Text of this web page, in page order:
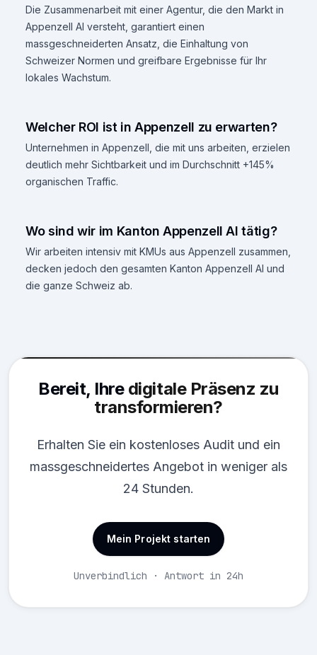
Die Zusammenarbeit mit einer Agentur, die den Markt in
Appenzell AI versteht, garantiert einen
massgeschneiderten Ansatz, die Einhaltung von
Schweizer Normen und greifbare Ergebnisse für Ihr
lokales Wachstum.
Welcher ROI ist in Appenzell zu erwarten?
Unternehmen in Appenzell, die mit uns arbeiten, erzielen
deutlich mehr Sichtbarkeit und im Durchschnitt +145%
organischen Traffic.
Wo sind wir im Kanton Appenzell AI tätig?
Wir arbeiten intensiv mit KMUs aus Appenzell zusammen,
decken jedoch den gesamten Kanton Appenzell AI und
die ganze Schweiz ab.
Bereit, Ihre digitale Präsenz zu
transformieren?
Erhalten Sie ein kostenloses Audit und ein
massgeschneidertes Angebot in weniger als
24 Stunden.
Mein Projekt starten
Unverbindlich · Antwort in 24h